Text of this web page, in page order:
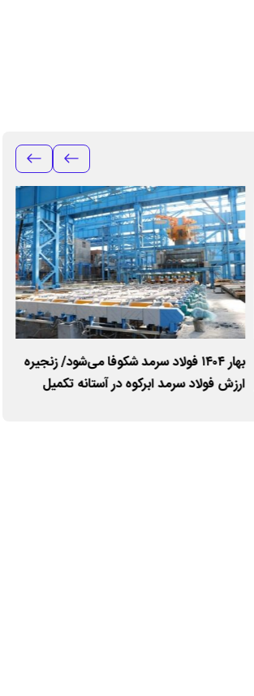
بهار ۱۴۰۴ فولاد سرمد شکوفا می‌شود/ زنجیره
ارزش فولاد سرمد ابرکوه در آستانه تکمیل